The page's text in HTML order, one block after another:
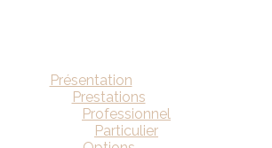
Présentation
Prestations
Professionnel
Particulier